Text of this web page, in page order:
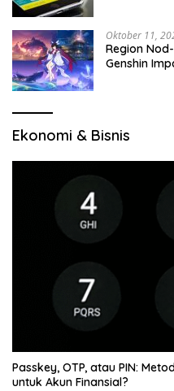
Oktober 11,
Region
Genshin
Ekonomi & Bisnis
Passkey, OTP, atau PIN:
untuk Akun Finansial?